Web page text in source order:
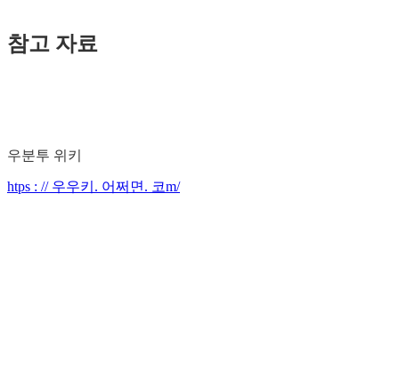
참고 자료
우분투 위키
htps : // 우우키. 어쩌면. 코m/